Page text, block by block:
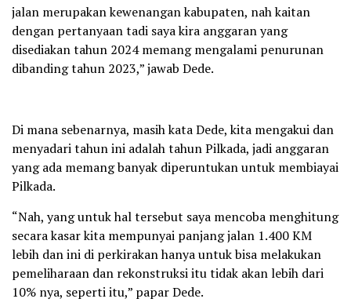
jalan merupakan kewenangan kabupaten, nah kaitan
dengan pertanyaan tadi saya kira anggaran yang
disediakan tahun 2024 memang mengalami penurunan
dibanding tahun 2023,” jawab Dede.
Di mana sebenarnya, masih kata Dede, kita mengakui dan
menyadari tahun ini adalah tahun Pilkada, jadi anggaran
yang ada memang banyak diperuntukan untuk membiayai
Pilkada.
“Nah, yang untuk hal tersebut saya mencoba menghitung
secara kasar kita mempunyai panjang jalan 1.400 KM
lebih dan ini di perkirakan hanya untuk bisa melakukan
pemeliharaan dan rekonstruksi itu tidak akan lebih dari
10% nya, seperti itu,” papar Dede.